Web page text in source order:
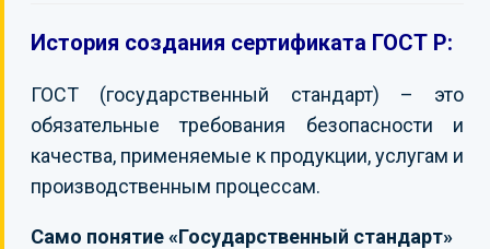
История создания сертификата ГОСТ Р:
ГОСТ (государственный стандарт) – это
обязательные требования безопасности и
качества, применяемые к продукции, услугам и
производственным процессам.
Само понятие «Государственный стандарт»